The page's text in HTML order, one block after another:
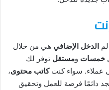
الدخل الإضافي هي من خلال
خمسات ومستقل توفر لك
عملاء. سواء كنتكاتب محتوى،
دائمًا فرصة للعمل وتحقيق